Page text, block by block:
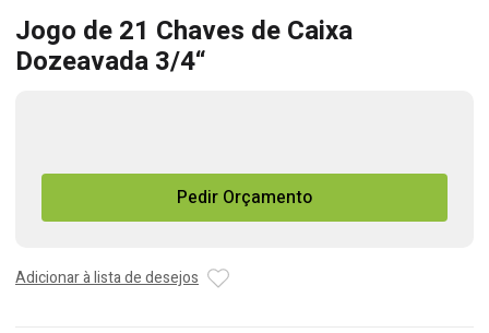
Jogo de 21 Chaves de Caixa
Dozeavada 3/4“
Jogo
21
de
Pedir Orçamento
Adicionar à lista de desejos